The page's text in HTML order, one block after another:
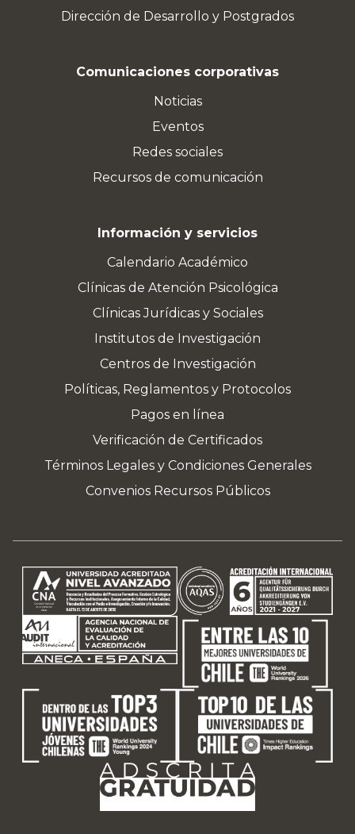
Dirección de Desarrollo y Postgrados
Comunicaciones corporativas
Noticias
Eventos
Redes sociales
Recursos de comunicación
Información y servicios
Calendario Académico
Clínicas de Atención Psicológica
Clínicas Jurídicas y Sociales
Institutos de Investigación
Centros de Investigación
Políticas, Reglamentos y Protocolos
Pagos en línea
Verificación de Certificados
Términos Legales y Condiciones Generales
Convenios Recursos Públicos